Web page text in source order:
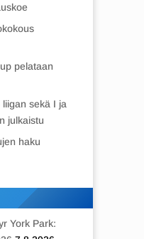
pelataan
sekä I ja
julkaistu
haku
York Park: